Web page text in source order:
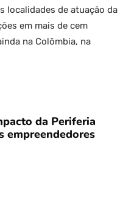
localidades de atuação da
em mais de cem
na Colômbia, na
da Periferia
empreendedores